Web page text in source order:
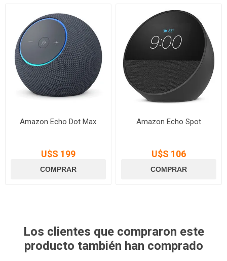
Amazon Echo Dot Max
U$S 199
Amazon Echo Spot
U$S 106
Los clientes que compraron este
producto también han comprado